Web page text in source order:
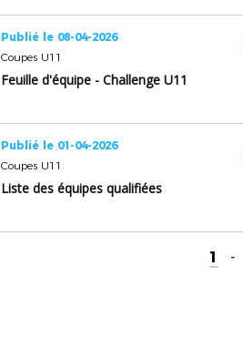
Publié le 08-04-2026
Coupes U11
Feuille d'équipe - Challenge U11
Publié le 01-04-2026
Coupes U11
Liste des équipes qualifiées
1 -